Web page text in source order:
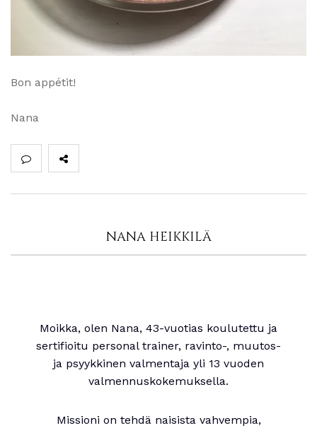
Bon appétit!
Nana
NANA HEIKKILÄ
Moikka, olen Nana, 43-vuotias koulutettu ja
sertifioitu personal trainer, ravinto-, muutos-
ja psyykkinen valmentaja yli 13 vuoden
valmennuskokemuksella.
Missioni on tehdä naisista vahvempia,